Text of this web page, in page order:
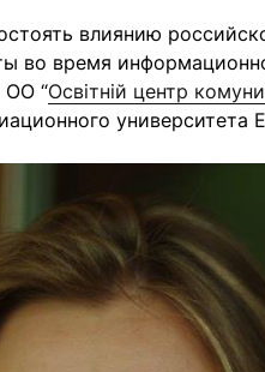
влиянию
во время
ОО “Освітній центр
университета